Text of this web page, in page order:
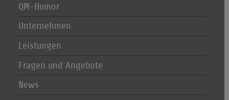
QM-Humor
Unternehmen
Leistungen
Fragen und Angebote
News